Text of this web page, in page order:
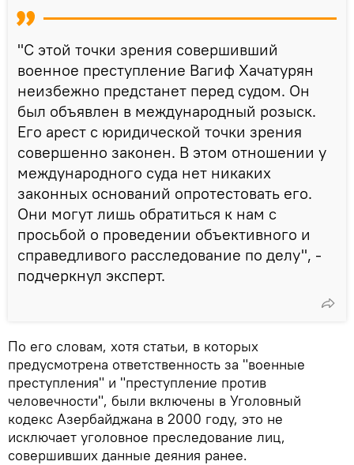
"С этой точки зрения совершивший
военное преступление Вагиф Хачатурян
неизбежно предстанет перед судом. Он
был объявлен в международный розыск.
Его арест с юридической точки зрения
совершенно законен. В этом отношении у
международного суда нет никаких
законных оснований опротестовать его.
Они могут лишь обратиться к нам с
просьбой о проведении объективного и
справедливого расследование по делу", -
подчеркнул эксперт.
По его словам, хотя статьи, в которых
предусмотрена ответственность за "военные
преступления" и "преступление против
человечности", были включены в Уголовный
кодекс Азербайджана в 2000 году, это не
исключает уголовное преследование лиц,
совершивших данные деяния ранее.